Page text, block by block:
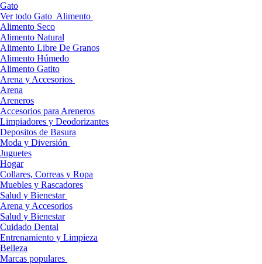
Gato
Ver todo Gato Alimento
Alimento Seco
Alimento Natural
Alimento Libre De Granos
Alimento Húmedo
Alimento Gatito
Arena y Accesorios
Arena
Areneros
Accesorios para Areneros
Limpiadores y Deodorizantes
Depositos de Basura
Moda y Diversión
Juguetes
Hogar
Collares, Correas y Ropa
Muebles y Rascadores
Salud y Bienestar
Arena y Accesorios
Salud y Bienestar
Cuidado Dental
Entrenamiento y Limpieza
Belleza
Marcas populares